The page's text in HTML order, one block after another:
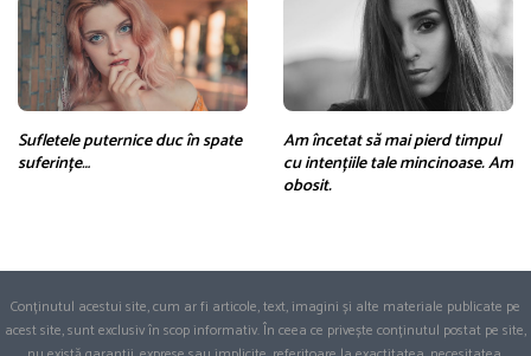
Sufletele puternice duc în spate
suferințe…
Am încetat să mai pierd timpul
cu intențiile tale mincinoase. Am
obosit.
Conținutul acestui site, cum ar fi articole, text, imagini și alte materiale publicate pe
acest site, sunt exclusiv în scop informativ. În ceea ce privește conținutul postat pe site,